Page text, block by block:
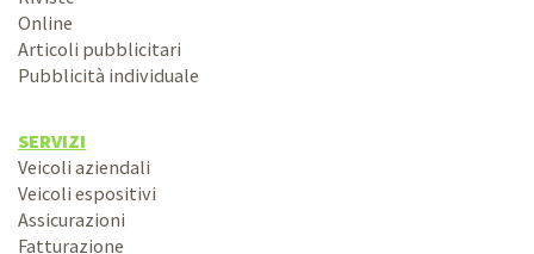
Online
Articoli pubblicitari
Pubblicità individuale
SERVIZI
Veicoli aziendali
Veicoli espositivi
Assicurazioni
Fatturazione